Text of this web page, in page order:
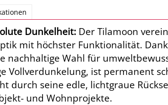
Dunkelheit: Der Tilamoon
mit höchster Funktionalität.
nachhaltige Wahl für
Vollverdunkelung, ist permanent
durch seine edle, lichtgraue
und Wohnprojekte.